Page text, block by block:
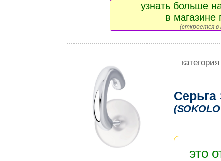
узнать больше
в магазине
(откроется в
Серьга
это